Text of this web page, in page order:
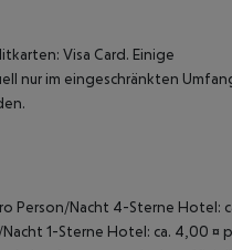
Visa Card. Einige
nur im eingeschränkten
Person/Nacht 4-Sterne Hotel:
1-Sterne Hotel: ca. 4,00 ¤